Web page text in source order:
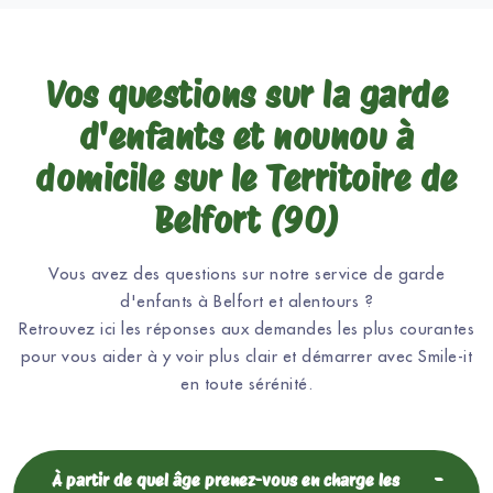
Vos questions sur la garde
d'enfants et nounou à
domicile sur le Territoire de
Belfort (90)
Vous avez des questions sur notre service de garde
d'enfants à Belfort et alentours ?
Retrouvez ici les réponses aux demandes les plus courantes
pour vous aider à y voir plus clair et démarrer avec Smile-it
en toute sérénité.
À partir de quel âge prenez-vous en charge les